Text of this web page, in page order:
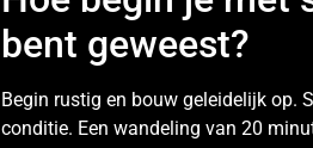
bent geweest?
Begin rustig en bouw geleidelijk op.
conditie. Een wandeling van 20